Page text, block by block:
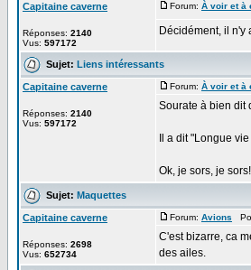
Capitaine caverne
Réponses: 2140
Vus: 597172
Forum: À voir et à
Décidément, il n'y
Sujet: Liens intéressants
Capitaine caverne
Réponses: 2140
Vus: 597172
Forum: À voir et à
Sourate à bien dit
Il a dit "Longue
Ok, je sors, je sors!
Sujet: Maquettes
Capitaine caverne
Réponses: 2698
Vus: 652734
Forum: Avions
C'est bizarre, ca
des ailes.